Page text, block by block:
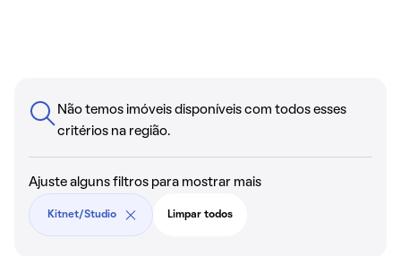
Não temos imóveis disponíveis com todos esses
critérios na região.
Ajuste alguns filtros para mostrar mais
Kitnet/Studio Limpar todos